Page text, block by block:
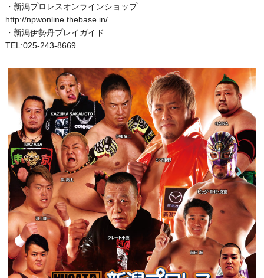
・新潟プロレスオンラインショップ
http://npwonline.thebase.in/
・新潟伊勢丹プレイガイド
TEL:025-243-8669